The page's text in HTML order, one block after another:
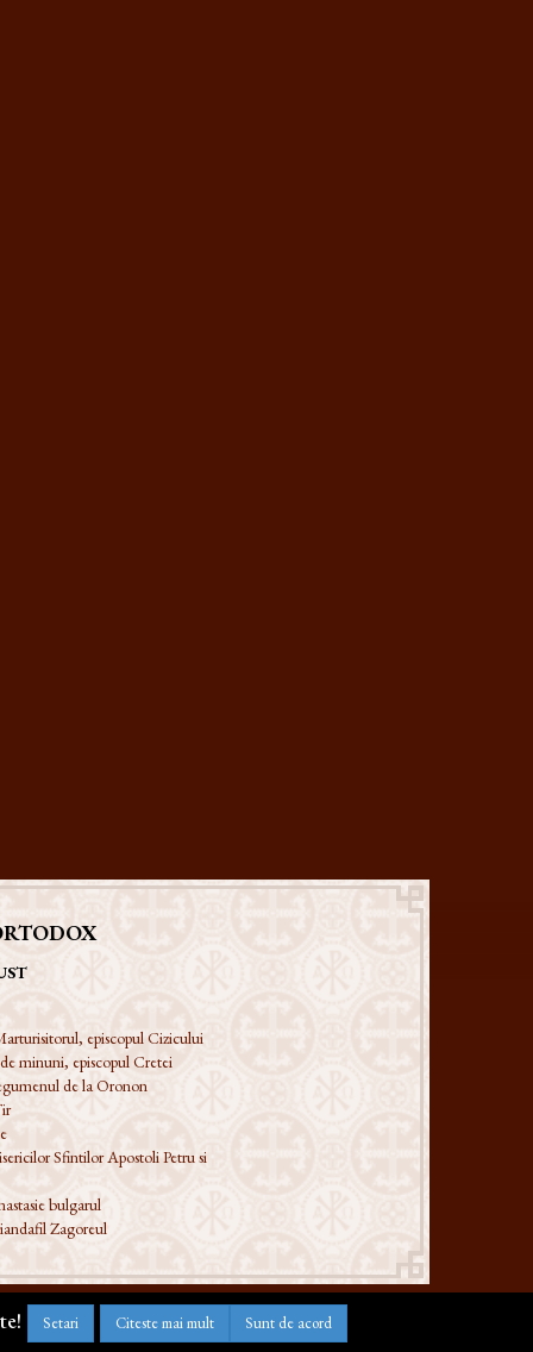
episcopul Cizicului
minuni, episcopul Cretei
de la Oronon
Sfintilor Apostoli Petru si
bulgarul
Zagoreul
Setari Citeste mai mult Sunt de acord